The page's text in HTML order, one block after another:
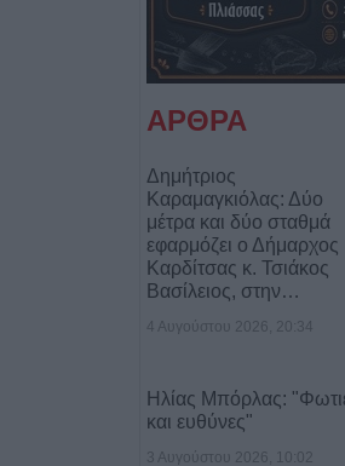
ΑΡΘΡΑ
Δημήτριος
Καραμαγκιόλας: Δύο
μέτρα και δύο σταθμά
εφαρμόζει ο Δήμαρχος
Καρδίτσας κ. Τσιάκος
Βασίλειος, στην…
4 Αυγούστου 2026, 20:34
Ηλίας Μπόρλας:
και ευθύνες"
3 Αυγούστου 2026, 10:02